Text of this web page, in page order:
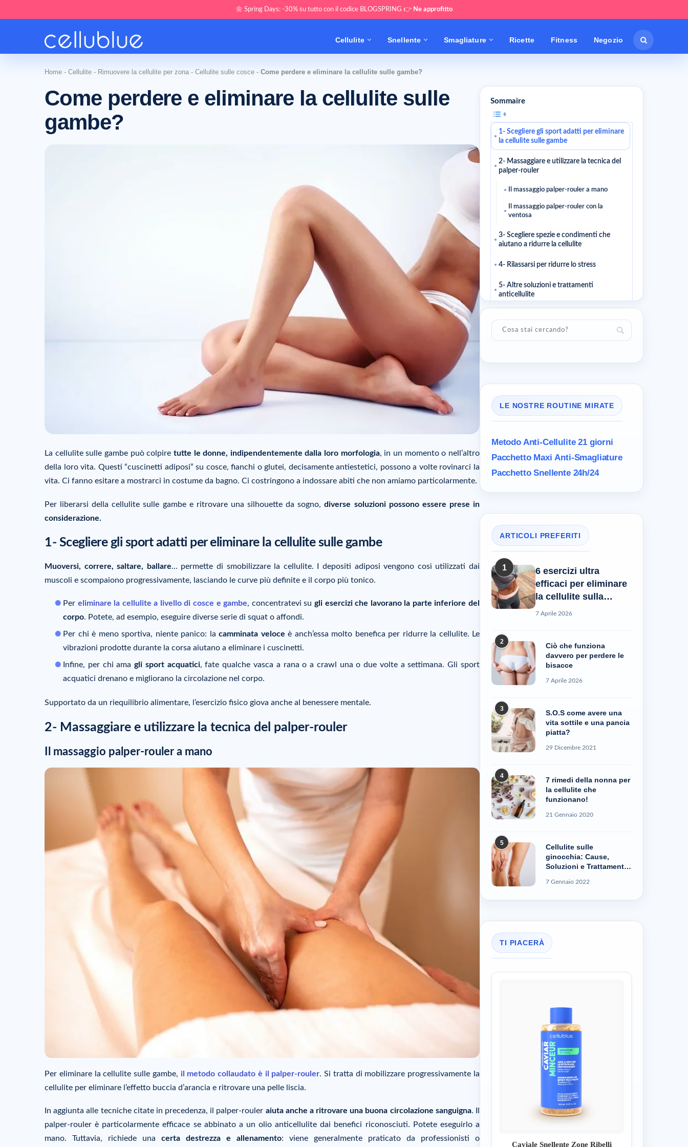
🌼 Spring Days: -30% su tutto con il codice BLOGSPRING 👉 Ne approfitto
Cellulite Snellente Smagliature Ricette Fitness Negozio
Home - Cellulite - Rimuovere la cellulite per zona - Cellulite sulle cosce - Come perdere e eliminare la cellulite sulle gambe?
Come perdere e eliminare la cellulite sulle
gambe?
La cellulite sulle gambe può colpire tutte le donne, indipendentemente dalla loro morfologia, in un momento o nell’altro
della loro vita. Questi “cuscinetti adiposi” su cosce, fianchi o glutei, decisamente antiestetici, possono a volte rovinarci la
vita. Ci fanno esitare a mostrarci in costume da bagno. Ci costringono a indossare abiti che non amiamo particolarmente.
Per liberarsi della cellulite sulle gambe e ritrovare una silhouette da sogno,diverse soluzioni possono essere prese in
considerazione.
1- Scegliere gli sport adatti per eliminare la cellulite sulle gambe
Muoversi, correre, saltare, ballare… permette di smobilizzare la cellulite. I depositi adiposi vengono così utilizzati dai
muscoli e scompaiono progressivamente, lasciando le curve più definite e il corpo più tonico.
Per eliminare la cellulite a livello di cosce e gambe, concentratevi su gli esercizi che lavorano la parte inferiore del
corpo. Potete, ad esempio, eseguire diverse serie di squat o affondi.
Per chi è meno sportiva, niente panico: la camminata veloce è anch’essa molto benefica per ridurre la cellulite. Le
vibrazioni prodotte durante la corsa aiutano a eliminare i cuscinetti.
Infine, per chi amagli sport acquatici, fate qualche vasca a rana o a crawl una o due volte a settimana. Gli sport
acquatici drenano e migliorano la circolazione nel corpo.
Supportato da un riequilibrio alimentare, l’esercizio fisico giova anche al benessere mentale.
2- Massaggiare e utilizzare la tecnica del palper-rouler
Il massaggio palper-rouler a mano
Per eliminare la cellulite sulle gambe, il metodo collaudato è il palper-rouler. Si tratta di mobilizzare progressivamente la
cellulite per eliminare l’effetto buccia d’arancia e ritrovare una pelle liscia.
In aggiunta alle tecniche citate in precedenza, il palper-rouler aiuta anche a ritrovare una buona circolazione sanguigna. Il
palper-rouler è particolarmente efficace se abbinato a un olio anticellulite dai benefici riconosciuti. Potete eseguirlo a
mano. Tuttavia, richiede una certa destrezza e allenamento: viene generalmente praticato da professionisti o
Sommaire
1- Scegliere gli sport adatti per eliminare
la cellulite sulle gambe
2- Massaggiare e utilizzare la tecnica del
palper-rouler
Il massaggio palper-rouler a mano
Il massaggio palper-rouler con la
ventosa
3- Scegliere spezie e condimenti che
aiutano a ridurre la cellulite
4- Rilassarsi per ridurre lo stress
5- Altre soluzioni e trattamenti
anticellulite
La radiofrequenza e le onde d’urto
7- Le buone abitudini da adottare ogni
giorno
LE NOSTRE ROUTINE MIRATE
Metodo Anti-Cellulite21 giorni
Pacchetto MaxiAnti-Smagliature
Pacchetto Snellente 24h/24
ARTICOLI PREFERITI
1
6 esercizi ultra
efficaci per eliminare
la cellulite sulla
pancia
7 Aprile 2026
2
Ciò che funziona
davvero per perdere le
bisacce
7 Aprile 2026
3
S.O.S come avere una
vita sottile e una pancia
piatta?
29 Dicembre 2021
4
7 rimedi della nonna per
la cellulite che
funzionano!
21 Gennaio 2020
5
Cellulite sulle
ginocchia: Cause,
Soluzioni e Trattamenti
7 Gennaio 2022
TI PIACERÀ
Caviale Snellente Zone Ribelli